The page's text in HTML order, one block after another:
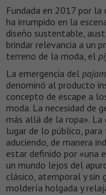
Fundada en 2017 por la
ha irrumpido en la
diseño sustentable,
brindar relevancia a un
terreno de la moda, el
La emergencia del
denominó al producto
concepto de escape a
moda. La necesidad de
más allá de la ropa».
lugar de lo público,
aduciendo, de manera
estar definido por «una
un mundo lejos del
clásico, atemporal y sin
moldería holgada y